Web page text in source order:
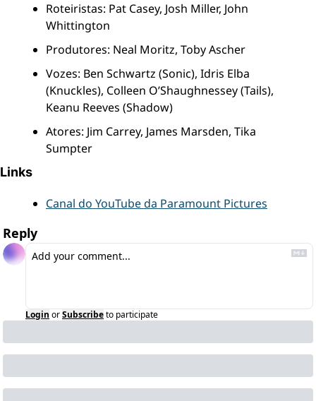
Roteiristas: Pat Casey, Josh Miller, John
Whittington
Produtores: Neal Moritz, Toby Ascher
Vozes: Ben Schwartz (Sonic), Idris Elba
(Knuckles), Colleen O’Shaughnessey (Tails),
Keanu Reeves (Shadow)
Atores: Jim Carrey, James Marsden, Tika
Sumpter
Links
Canal do YouTube da Paramount Pictures
Reply
Login orSubscribeto participate